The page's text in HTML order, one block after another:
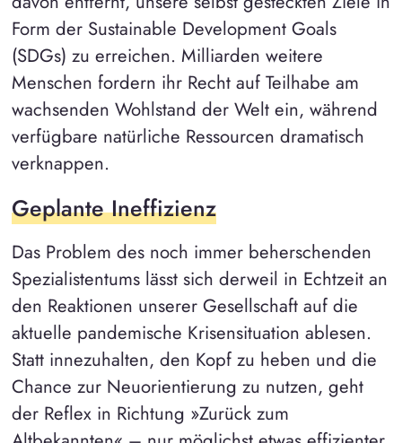
Form der Sustainable Development Goals
(SDGs) zu erreichen. Milliarden weitere
Menschen fordern ihr Recht auf Teilhabe am
wachsenden Wohlstand der Welt ein, während
verfügbare natürliche Ressourcen dramatisch
verknappen.
Geplante Ineffizienz
Das Problem des noch immer beherschenden
Spezialistentums lässt sich derweil in Echtzeit an
den Reaktionen unserer Gesellschaft auf die
aktuelle pandemische Krisensituation ablesen.
Statt innezuhalten, den Kopf zu heben und die
Chance zur Neuorientierung zu nutzen, geht
der Reflex in Richtung »Zurück zum